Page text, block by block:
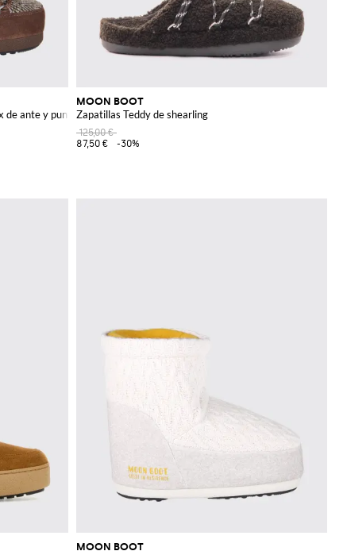
de ante y punto chevron
MOON BOOT
Zapatillas Teddy de shearling
125,00 €
87,50 €
-30%
MOON BOOT